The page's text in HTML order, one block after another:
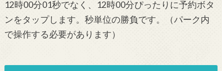
12時00分01秒でなく、12時00分ぴったりに予約ボタ
ンをタップします。秒単位の勝負です。（パーク内
で操作する必要があります）